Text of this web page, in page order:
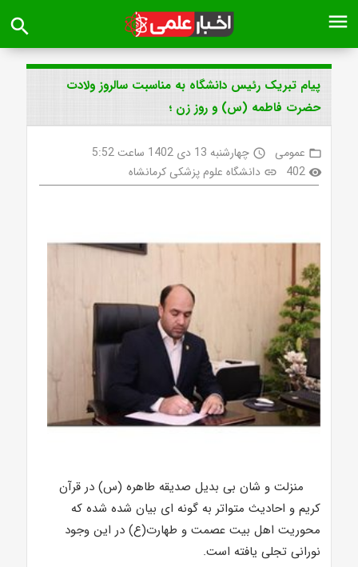
menu
search
پیام تبریک رئیس دانشگاه به مناسبت سالروز ولادت
حضرت فاطمه (س) و روز زن ؛
folder_open عمومی access_time چهارشنبه 13 دی 1402 ساعت 5:52
visibility
402
link دانشگاه علوم پزشکی کرمانشاه
منزلت و شان بی بدیل صدیقه طاهره (س) در قرآن
کریم و احادیث متواتر به گونه ای بیان شده شده که
محوریت اهل بیت عصمت و طهارت(ع) در این وجود
نورانی تجلی یافته است.